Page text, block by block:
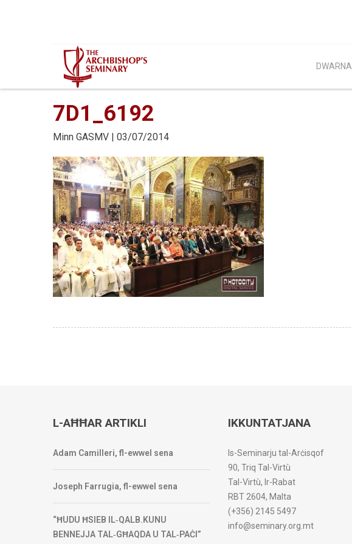
DWARNA
7D1_6192
Minn GASMV | 03/07/2014
L-AĦĦAR ARTIKLI
Adam Camilleri, fl-ewwel sena
Joseph Farrugia, fl-ewwel sena
“ĦUDU ĦSIEB IL‑QALB.KUNU
BENNEJJA TAL‑GĦAQDA U TAL‑PAĊI”
IKKUNTATJANA
Is-Seminarju tal-Arċisqof
90, Triq Tal-Virtù
Tal-Virtù, Ir-Rabat
RBT 2604, Malta
(+356) 2145 5497
info@seminary.org.mt